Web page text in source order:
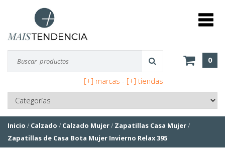
0
[+] marcas - [+] tiendas
Inicio / Calzado / Calzado Mujer/ Zapatillas Casa Mujer/
Zapatillas de Casa Bota Mujer Invierno Relax 395